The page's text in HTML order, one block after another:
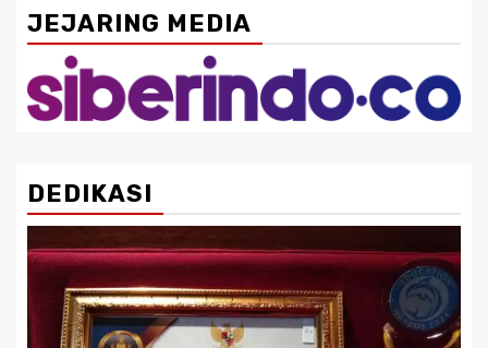
JEJARING MEDIA
DEDIKASI